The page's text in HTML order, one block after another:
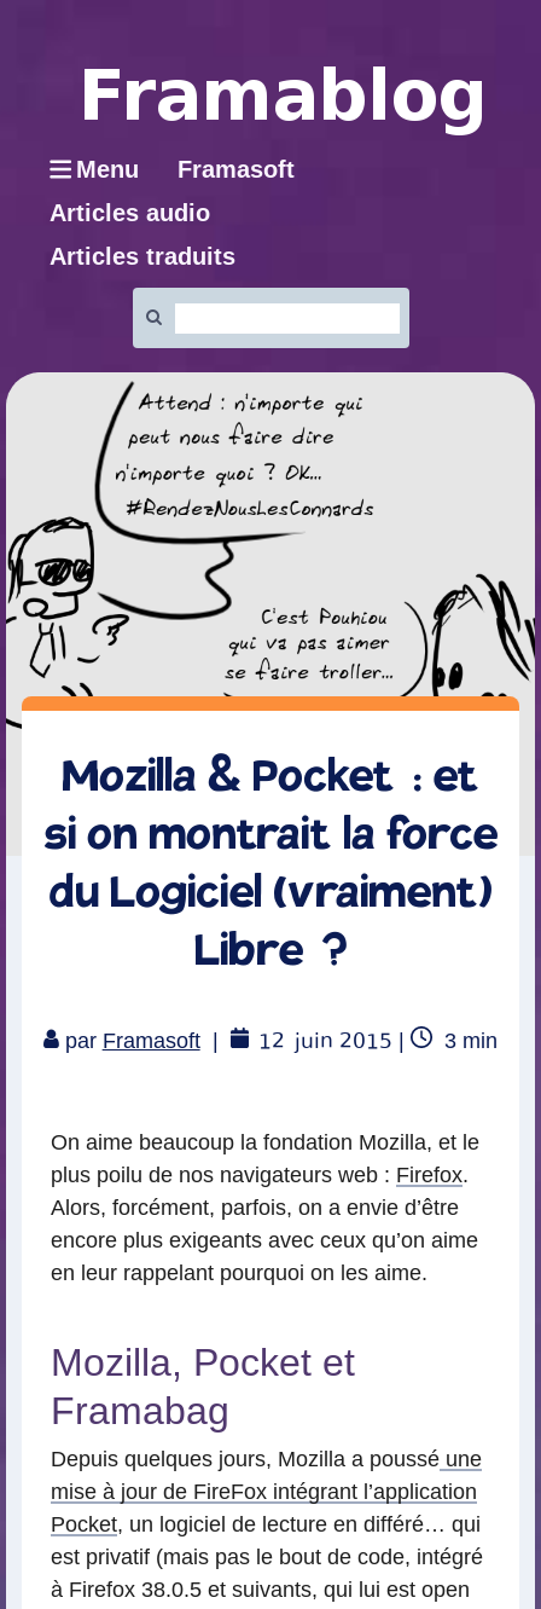
Menu
Framasoft
Articles audio
Articles traduits
:
Mozilla & Pocket : et
si on montrait la force
du Logiciel (vraiment)
Libre ?
par Framasoft 12 juin 2015 |
Temps
3 min
On aime beaucoup la fondation Mozilla, et le
plus poilu de nos navigateurs web : Firefox.
Alors, forcément, parfois, on a envie d’être
encore plus exigeants avec ceux qu’on aime
en leur rappelant pourquoi on les aime.
Mozilla, Pocket et
Framabag
Depuis quelques jours, Mozilla a poussé une
mise à jour de FireFox intégrant l’application
Pocket, un logiciel de lecture en différé… qui
est privatif (mais pas le bout de code, intégré
à Firefox 38.0.5 et suivants, qui lui est open